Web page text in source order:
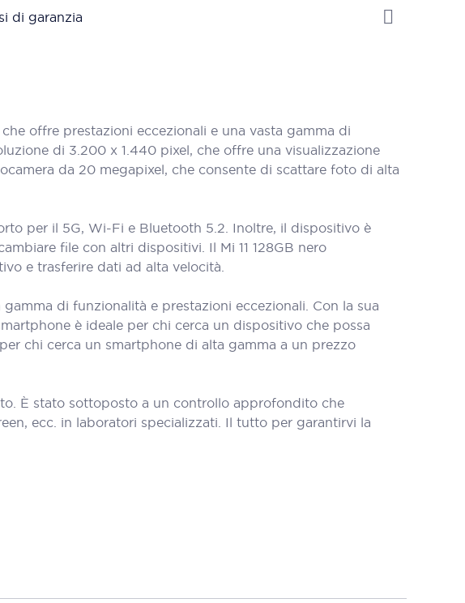
di garanzia
offre prestazioni eccezionali e una vasta gamma di
di 3.200 x 1.440 pixel, che offre una visualizzazione
da 20 megapixel, che consente di scattare foto di alta
per il 5G, Wi-Fi e Bluetooth 5.2. Inoltre, il dispositivo è
file con altri dispositivi. Il Mi 11 128GB nero
e trasferire dati ad alta velocità.
di funzionalità e prestazioni eccezionali. Con la sua
è ideale per chi cerca un dispositivo che possa
chi cerca un smartphone di alta gamma a un prezzo
È stato sottoposto a un controllo approfondito che
ecc. in laboratori specializzati. Il tutto per garantirvi la